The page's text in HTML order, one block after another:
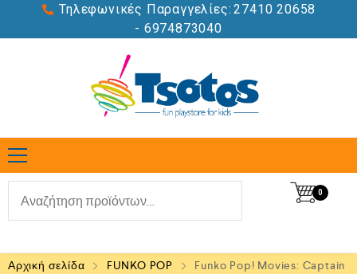
Τηλεφωνικές Παραγγελίες: 27410 20658
- 6974873040
0
Αρχική σελίδα FUNKO POP
Funko Pop! Movies: Captain